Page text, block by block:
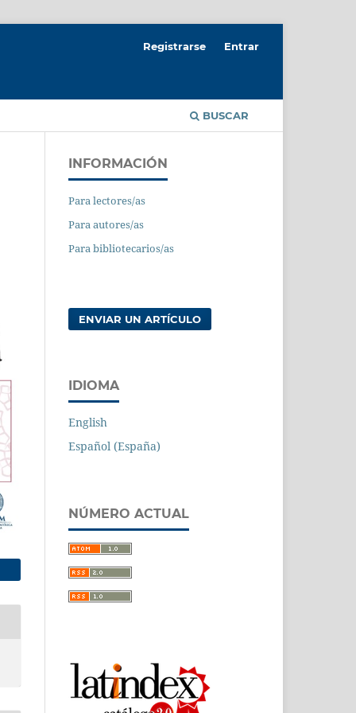
BUSCAR
Registrarse Entrar
INFORMACIÓN
Para lectores/as
Para autores/as
Para bibliotecarios/as
ENVIAR UN ARTÍCULO
IDIOMA
English
Español (España)
NÚMERO ACTUAL